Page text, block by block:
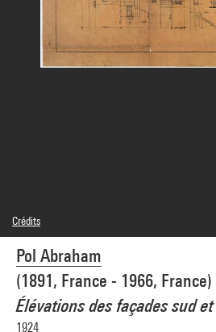
Pol Abraham
(1891, France - 1966, France)
Élévations des façades sud
1924
Crédits
© Pol Abraham
Crédit photographique : Centre Pompidou,
GrandPalaisRmn
Réf. image : 4N21964